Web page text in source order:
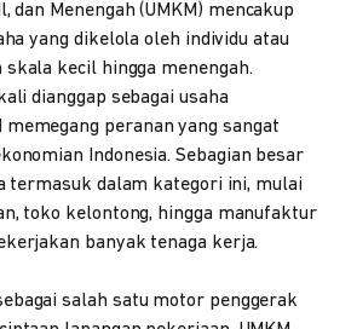
dan Menengah (UMKM) mencakup
yang dikelola oleh individu atau
skala kecil hingga menengah.
dianggap sebagai usaha
memegang peranan yang sangat
Indonesia. Sebagian besar
termasuk dalam kategori ini, mulai
toko kelontong, hingga manufaktur
banyak tenaga kerja.
salah satu motor penggerak